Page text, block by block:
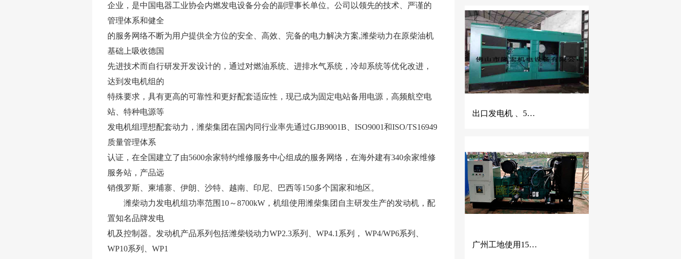
企业，是中国电器工业协会内燃发电设备分会的副理事长单位。公司以领先的技术、严谨的
管理体系和健全
的服务网络不断为用户提供全方位的安全、高效、完备的电力解决方案,潍柴动力在原柴油机
基础上吸收德国
先进技术而自行研发开发设计的，通过对燃油系统、进排水气系统，冷却系统等优化改进，
达到发电机组的
特殊要求，具有更高的可靠性和更好配套适应性，现已成为固定电站备用电源，高频航空电
站、特种电源等
发电机组理想配套动力，潍柴集团在国内同行业率先通过GJB9001B、ISO9001和ISO/TS16949
质量管理体系
认证，在全国建立了由5600余家特约维修服务中心组成的服务网络，在海外建有340余家维修
服务站，产品远
销俄罗斯、柬埔寨、伊朗、沙特、越南、印尼、巴西等150多个国家和地区。
潍柴动力发电机组功率范围10～8700kW，机组使用潍柴集团自主研发生产的发动机，配
置知名品牌发电
机及控制器。发动机产品系列包括潍柴锐动力WP2.3系列、WP4.1系列， WP4/WP6系列、
WP10系列、WP1
出口发电机 、500KVA康明斯静音柴油发电机组
广州工地使用150KW潍柴动力发电机组 潍柴发电机